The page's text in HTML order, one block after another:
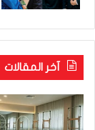
آخر المقالات